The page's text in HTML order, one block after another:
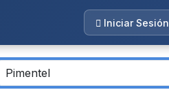
Iniciar Sesión